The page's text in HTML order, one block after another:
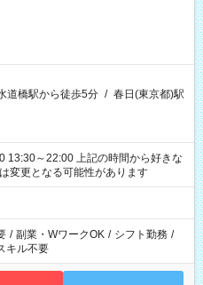
道橋駅から徒歩5分 / 春日(東京都)駅
上記の時間から好きな
変更となる可能性があります
/ 副業・WワークOK / シフト勤務 /
キル不要